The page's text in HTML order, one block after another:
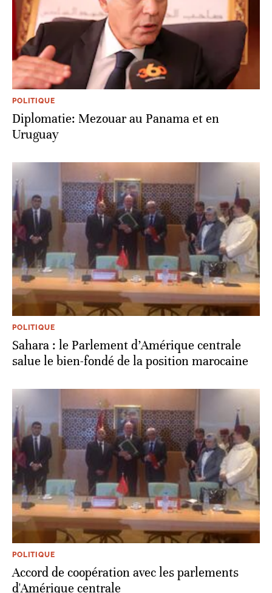
POLITIQUE
Diplomatie: Mezouar au Panama et en
Uruguay
POLITIQUE
Sahara : le Parlement d’Amérique centrale
salue le bien-fondé de la position marocaine
POLITIQUE
Accord de coopération avec les parlements
d'Amérique centrale